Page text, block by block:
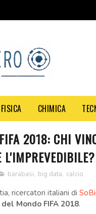
FISICA CHIMICA
2018: CHI
L'IMPREVEDIBILE?
barabasi, big data, calcio
ricercatori italiani di
del Mondo FIFA 2018.